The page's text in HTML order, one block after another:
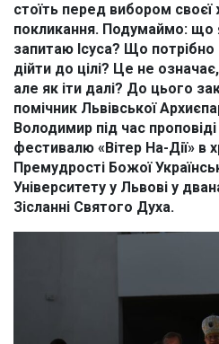
стоїть перед вибором своєї
покликання. Подумаймо: що
запитаю Ісуса? Що
дійти до цілі? Це не
але як іти далі? До цього
помічник Львівської
Володимир під час
фестивалю «Вітер На-Дії» в
Премудрості Божої
Університету у Львові у
Зісланні Святого Духа.